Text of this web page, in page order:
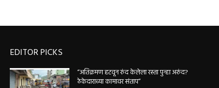
EDITOR PICKS
“अतिक्रमण हटवून रुंद केलेला रस्ता पुन्हा अरुंद?
ठेकेदाराच्या कामावर संताप”